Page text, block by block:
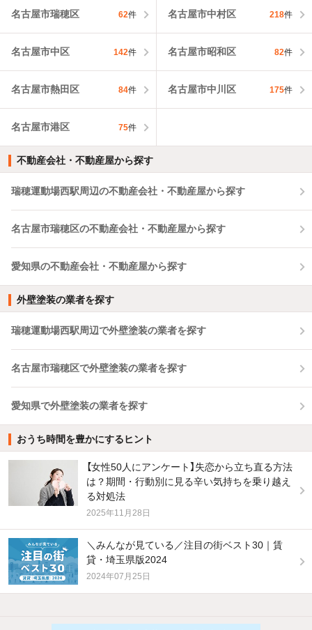
名古屋市瑞穂区 62件 名古屋市中村区 218件
名古屋市中区 142件 名古屋市昭和区 82件
名古屋市熱田区 84件 名古屋市中川区 175件
名古屋市港区 75件
不動産会社・不動産屋から探す
瑞穂運動場西駅周辺の不動産会社・不動産屋から探す
名古屋市瑞穂区の不動産会社・不動産屋から探す
愛知県の不動産会社・不動産屋から探す
外壁塗装の業者を探す
瑞穂運動場西駅周辺で外壁塗装の業者を探す
名古屋市瑞穂区で外壁塗装の業者を探す
愛知県で外壁塗装の業者を探す
おうち時間を豊かにするヒント
【女性50人にアンケート】失恋から立ち直る方法
は？期間・行動別に見る辛い気持ちを乗り越え
る対処法
2025年11月28日
＼みんなが見ている／注目の街ベスト30｜賃
貸・埼玉県版2024
2024年07月25日